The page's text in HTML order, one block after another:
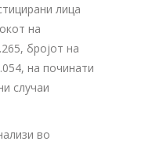
лица
на
бројот на
на починати
случаи
во